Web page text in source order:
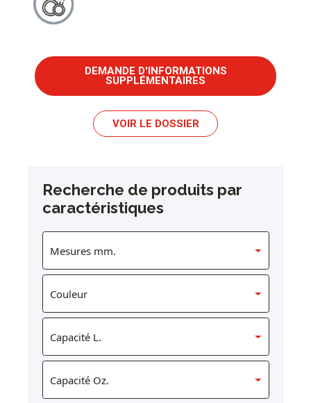
DEMANDE D'INFORMATIONS
SUPPLÉMENTAIRES
VOIR LE DOSSIER
Recherche de produits par
caractéristiques